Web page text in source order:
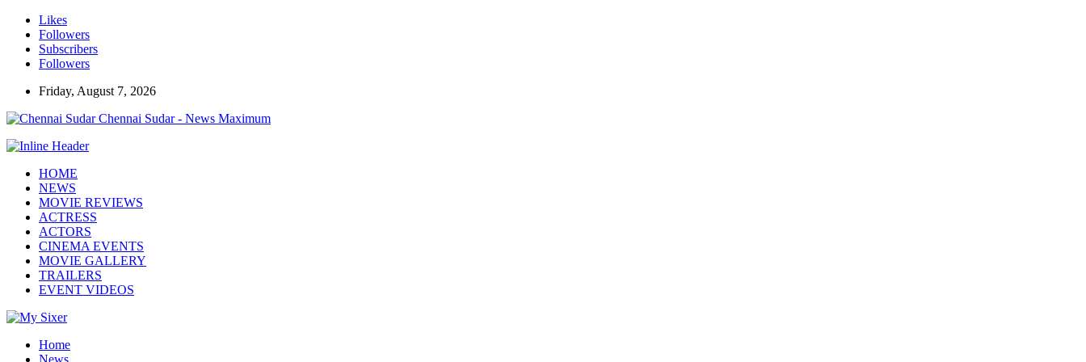
Likes
Followers
Subscribers
Followers
Friday, August 7, 2026
Chennai Sudar - News Maximum
HOME
NEWS
MOVIE REVIEWS
ACTRESS
ACTORS
CINEMA EVENTS
MOVIE GALLERY
TRAILERS
EVENT VIDEOS
Home
News